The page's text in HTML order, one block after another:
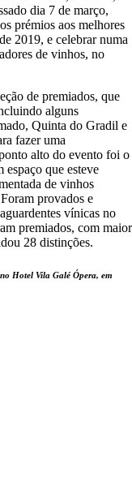
dia 7 de março,
prémios aos melhores
2019, e celebrar numa
de vinhos, no
de premiados, que
alguns
Quinta do Gradil e
fazer uma
alto do evento foi o
que esteve
de vinhos
provados e
vínicas no
premiados, com maior
28 distinções.
Hotel Vila Galé Ópera, em